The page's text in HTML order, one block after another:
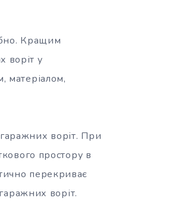
Кращим
воріт у
матеріалом,
воріт. При
простору в
перекриває
воріт.